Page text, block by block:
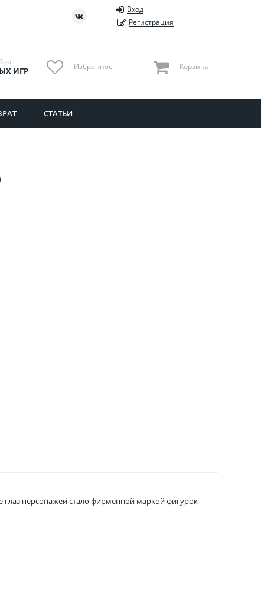
Тюменская область
Ульяновская область
Вход
Регистрация
ИГР Избранное Корзина
СТАТЬИ
персонажей стало фирменной маркой фигурок